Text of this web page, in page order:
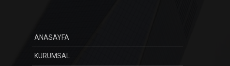
ANASAYFA
KURUMSAL